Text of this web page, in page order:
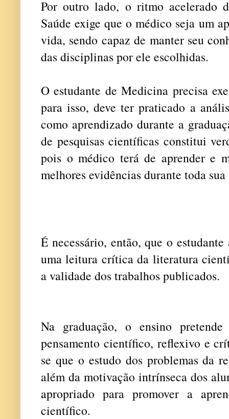
Por outro lado, o ritmo acelerado
Saúde exige que o médico seja um
vida, sendo capaz de manter seu
das disciplinas por ele escolhidas.
O estudante de Medicina precisa
para isso, deve ter praticado a
como aprendizado durante a
de pesquisas científicas constitui
pois o médico terá de aprender e
melhores evidências durante toda
É necessário, então, que o
uma leitura crítica da literatura
a validade dos trabalhos publicados.
Na graduação, o ensino
pensamento científico, reflexivo e
se que o estudo dos problemas da
além da motivação intrínseca dos
apropriado para promover a
científico.